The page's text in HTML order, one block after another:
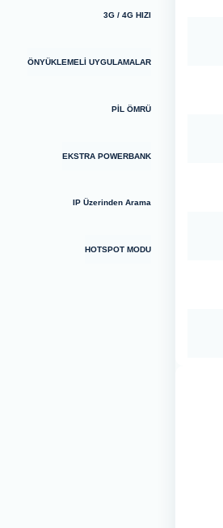
3G / 4G HIZI
ÖNYÜKLEMELİ UYGULAMALAR
PİL ÖMRÜ
EKSTRA POWERBANK
IP Üzerinden Arama
HOTSPOT MODU